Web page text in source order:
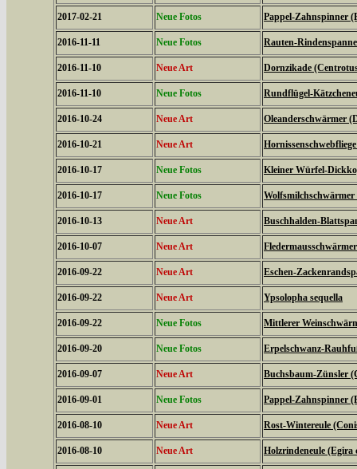
2017-02-21 Neue Fotos Pappel-Zahnspinner
2016-11-11 Neue Fotos Rauten-
2016-11-10 Neue Art Dornzikade
2016-11-10 Neue Fotos Rundflügel-
2016-10-24 Neue Art Oleanderschwärmer
2016-10-21 Neue Art
2016-10-17 Neue Fotos Kleiner Würfel-
2016-10-17 Neue Fotos
2016-10-13 Neue Art Buschhalden-
2016-10-07 Neue Art
2016-09-22 Neue Art Eschen-
2016-09-22 Neue Art Ypsolopha sequella
2016-09-22 Neue Fotos Mittlerer
2016-09-20 Neue Fotos Erpelschwanz-
2016-09-07 Neue Art Buchsbaum-Zünsler
2016-09-01 Neue Fotos Pappel-Zahnspinner
2016-08-10 Neue Art Rost-Wintereule
2016-08-10 Neue Art Holzrindeneule (Egira